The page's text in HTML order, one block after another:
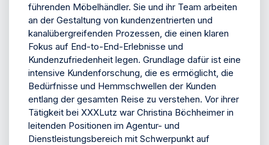
führenden Möbelhändler. Sie und ihr Team arbeiten
an der Gestaltung von kundenzentrierten und
kanalübergreifenden Prozessen, die einen klaren
Fokus auf End-to-End-Erlebnisse und
Kundenzufriedenheit legen. Grundlage dafür ist eine
intensive Kundenforschung, die es ermöglicht, die
Bedürfnisse und Hemmschwellen der Kunden
entlang der gesamten Reise zu verstehen. Vor ihrer
Tätigkeit bei XXXLutz war Christina Böchheimer in
leitenden Positionen im Agentur- und
Dienstleistungsbereich mit Schwerpunkt auf